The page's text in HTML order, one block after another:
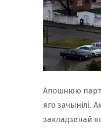
Апошнюю
яго зачынілі.
закладзенай